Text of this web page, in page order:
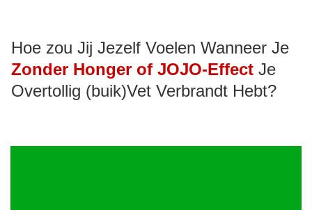
Hoe zou Jij Jezelf Voelen Wanneer Je
Zonder Honger of JOJO-Effect Je
Overtollig (buik)Vet Verbrandt Hebt?